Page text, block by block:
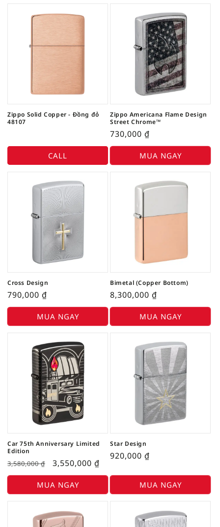
Zippo Solid Copper - Đồng đỏ
48107
CALL
Zippo Americana Flame Design
Street Chrome™
730,000 ₫
MUA NGAY
Cross Design
790,000 ₫
MUA NGAY
Bimetal (Copper Bottom)
8,300,000 ₫
MUA NGAY
Car 75th Anniversary Limited
Edition
3,580,000₫ 3,550,000 ₫
MUA NGAY
Star Design
920,000 ₫
MUA NGAY